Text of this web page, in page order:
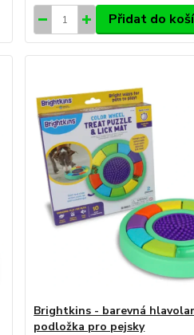
Přidat do
Brightkins - barevná
podložka pro pejsky